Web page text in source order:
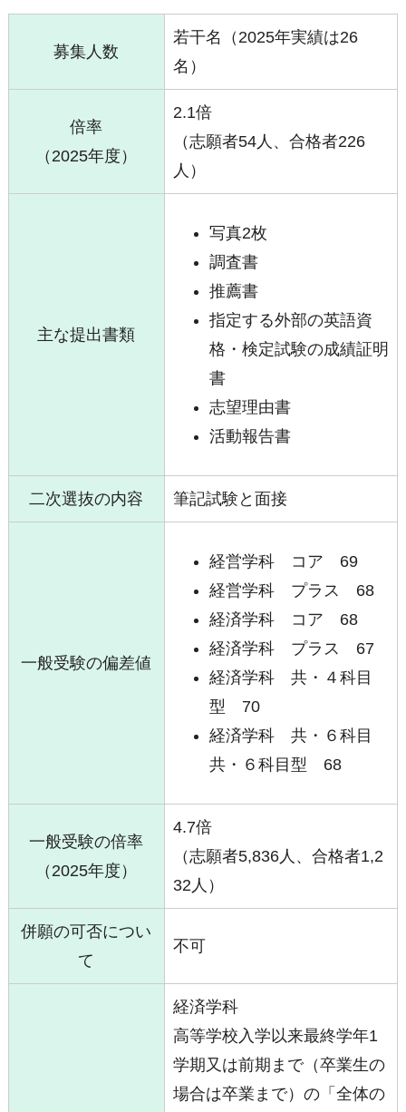
募集人数
若干名（2025年実績は26
名）
倍率
（2025年度）
2.1倍
（志願者54人、合格者226
人）
主な提出書類
写真2枚
調査書
推薦書
指定する外部の英語資
格・検定試験の成績証明
書
志望理由書
活動報告書
二次選抜の内容 筆記試験と面接
一般受験の偏差値
経営学科 コア 69
経営学科 プラス 68
経済学科 コア 68
経済学科 プラス 67
経済学科 共・４科目
型 70
経済学科 共・６科目
共・６科目型 68
一般受験の倍率
（2025年度）
4.7倍
（志願者5,836人、合格者1,2
32人）
併願の可否につい
て
不可
経済学科
高等学校入学以来最終学年1
学期又は前期まで（卒業生の
場合は卒業まで）の「全体の